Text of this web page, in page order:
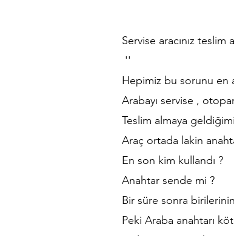
Servise aracınız
''
Hepimiz bu sorunu en
Arabayı servise ,
Teslim almaya
Araç ortada lakin
En son kim kullandı ?
Anahtar sende mi ?
Bir süre sonra
Peki Araba anahtarı